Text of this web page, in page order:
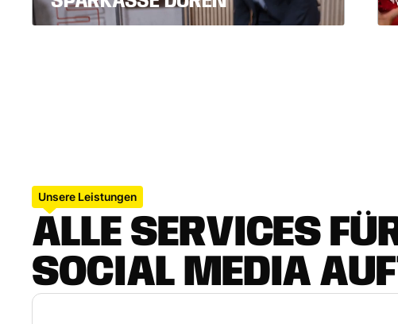
Unsere Leistungen
ALLE SERVICES FÜ
SOCIAL MEDIA AUF